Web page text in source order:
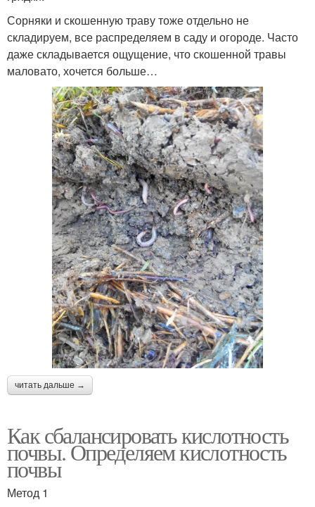
Сорняки и скошенную траву тоже отдельно не
складируем, все распределяем в саду и огороде. Часто
даже складывается ощущение, что скошенной травы
маловато, хочется больше…
читать дальше →
Как сбалансировать кислотность
почвы. Определяем кислотность
почвы
Метод 1